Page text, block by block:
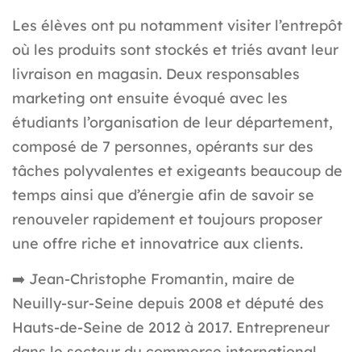
Les élèves ont pu notamment visiter l’entrepôt
où les produits sont stockés et triés avant leur
livraison en magasin. Deux responsables
marketing ont ensuite évoqué avec les
étudiants l’organisation de leur département,
composé de 7 personnes, opérants sur des
tâches polyvalentes et exigeants beaucoup de
temps ainsi que d’énergie afin de savoir se
renouveler rapidement et toujours proposer
une offre riche et innovatrice aux clients.
➡️ Jean-Christophe Fromantin, maire de
Neuilly-sur-Seine depuis 2008 et député des
Hauts-de-Seine de 2012 à 2017. Entrepreneur